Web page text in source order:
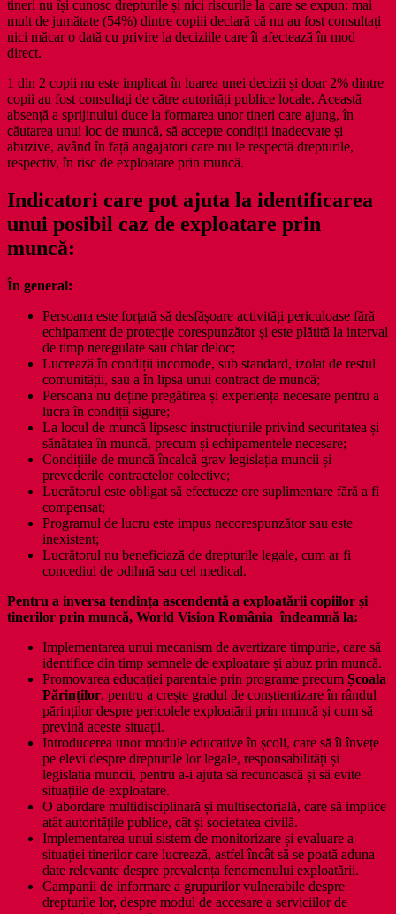
tineri nu își cunosc drepturile și nici riscurile la care se expun: mai
mult de jumătate (54%) dintre copiii declară că nu au fost consultați
nici măcar o dată cu privire la deciziile care îi afectează în mod
direct.
1 din 2 copii nu este implicat în luarea unei decizii și doar 2% dintre
copii au fost consultaţi de către autorități publice locale. Această
absență a sprijinului duce la formarea unor tineri care ajung, în
căutarea unui loc de muncă, să accepte condiții inadecvate și
abuzive, având în față angajatori care nu le respectă drepturile,
respectiv, în risc de exploatare prin muncă.
Indicatori care pot ajuta la identificarea
unui posibil caz de exploatare prin
muncă:
În general:
Persoana este forțată să desfășoare activități periculoase fără
echipament de protecție corespunzător și este plătită la interval
de timp neregulate sau chiar deloc;
Lucrează în condiții incomode, sub standard, izolat de restul
comunității, sau a în lipsa unui contract de muncă;
Persoana nu deține pregătirea și experiența necesare pentru a
lucra în condiții sigure;
La locul de muncă lipsesc instrucțiunile privind securitatea și
sănătatea în muncă, precum și echipamentele necesare;
Condițiile de muncă încalcă grav legislația muncii și
prevederile contractelor colective;
Lucrătorul este obligat să efectueze ore suplimentare fără a fi
compensat;
Programul de lucru este impus necorespunzător sau este
inexistent;
Lucrătorul nu beneficiază de drepturile legale, cum ar fi
concediul de odihnă sau cel medical.
Pentru a inversa tendința ascendentă a exploatării copiilor și
tinerilor prin muncă, World Vision România îndeamnă la:
Implementarea unui mecanism de avertizare timpurie, care să
identifice din timp semnele de exploatare și abuz prin muncă.
Promovarea educației parentale prin programe precum Școala
Părinților, pentru a crește gradul de conștientizare în rândul
părinților despre pericolele exploatării prin muncă și cum să
prevină aceste situații.
Introducerea unor module educative în școli, care să îi învețe
pe elevi despre drepturile lor legale, responsabilități și
legislația muncii, pentru a-i ajuta să recunoască și să evite
situațiile de exploatare.
O abordare multidisciplinară și multisectorială, care să implice
atât autoritățile publice, cât și societatea civilă.
Implementarea unui sistem de monitorizare și evaluare a
situației tinerilor care lucrează, astfel încât să se poată aduna
date relevante despre prevalența fenomenului exploatării.
Campanii de informare a grupurilor vulnerabile despre
drepturile lor, despre modul de accesare a serviciilor de